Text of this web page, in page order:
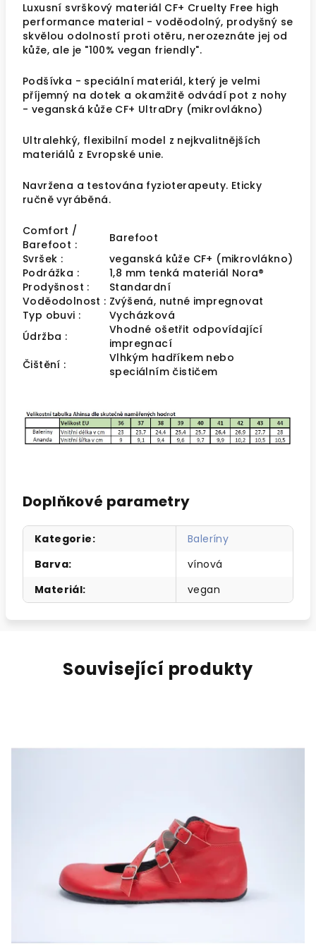
Luxusní svrškový materiál CF+ Cruelty Free high
performance material - voděodolný, prodyšný se
skvělou odolností proti otěru, nerozeznáte jej od
kůže, ale je "100% vegan friendly".
Podšívka - speciální materiál, který je velmi
příjemný na dotek a okamžitě odvádí pot z nohy
- veganská kůže CF+ UltraDry (mikrovlákno)
Ultralehký, flexibilní model z nejkvalitnějších
materiálů z Evropské unie.
Navržena a testována fyzioterapeuty. Eticky
ručně vyráběná.
Comfort /
Barefoot :
Barefoot
Svršek :
veganská kůže CF+ (mikrovlákno)
Podrážka :
1,8 mm tenká materiál Nora®️
Prodyšnost :
Standardní
Voděodolnost : Zvýšená, nutné impregnovat
Typ obuvi :
Vycházková
Údržba :
Vhodné ošetřit odpovídající
impregnací
Čištění :
Vlhkým hadříkem nebo
speciálním čističem
Doplňkové parametry
Kategorie:
Baleríny
Barva:
vínová
Materiál: vegan
Související produkty